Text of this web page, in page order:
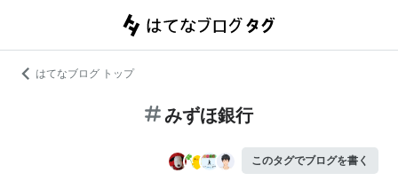
はてなブログ トップ
みずほ銀行
このタグでブログを書く